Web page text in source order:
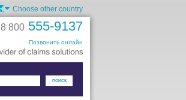
8 800 555-9137
Позвонить онлайн
Choose other country